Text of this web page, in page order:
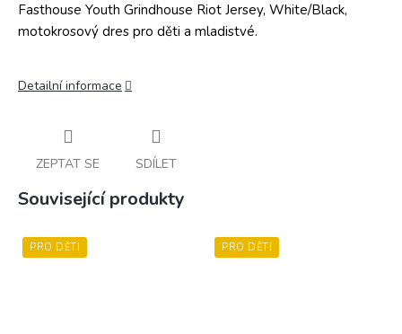
Fasthouse Youth Grindhouse Riot Jersey, White/Black,
motokrosový dres pro děti a mladistvé.
Detailní informace
ZEPTAT SE SDÍLET
Související produkty
PRO DĚTI PRO DĚTI